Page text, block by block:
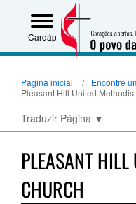
Cardápio
Página inicial
Encontre
Pleasant Hill United
Traduzir Página ▼
PLEASANT
CHURCH